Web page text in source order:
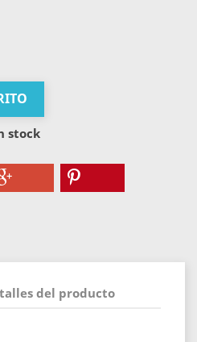
stock
del producto